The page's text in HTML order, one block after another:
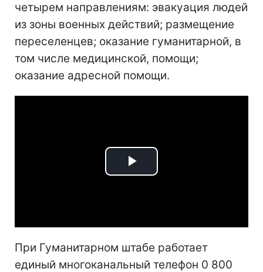
четырем направлениям: эвакуация людей
из зоны военных действий; размещение
переселенцев; оказание гуманитарной, в
том числе медицинской, помощи;
оказание адресной помощи.
Play
При Гуманитарном штабе работает
единый многоканальный телефон 0 800